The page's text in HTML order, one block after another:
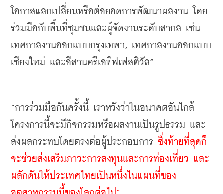
โอกาสแลกเปลี่ยนหรือต่อยอดการพัฒนาผลงาน โดย
ร่วมมือกับพื้นที่ชุมชนและผู้จัดงานระดับสากล เช่น
เทศกาลงานออกแบบกรุงเทพฯ, เทศกาลงานออกแบบ
เชียงใหม่ และอีสานครีเอทีฟเฟสติวัล”
“การร่วมมือกันครั้งนี้ เราหวังว่าในอนาคตอันใกล้
โครงการนี้จะมีกิจกรรมหรือผลงานเป็นรูปธรรม และ
ส่งผลกระทบโดยตรงต่อผู้ประกอบการ ซึ่งท้ายที่สุดก็
จะช่วยส่งเสริมภาวะการลงทุนและการท่องเที่ยว และ
ผลักดันให้ประเทศไทยเป็นหนึ่งในแผนที่ของ